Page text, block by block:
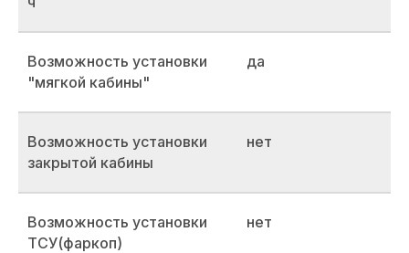
Возможность установки
"мягкой кабины"
да
Возможность установки
закрытой кабины
нет
Возможность установки
ТСУ(фаркоп)
нет